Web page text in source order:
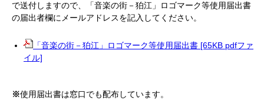
で送付しますので、「音楽の街－狛江」ロゴマーク等使用届出書
の届出者欄にメールアドレスを記入してください。
「音楽の街－狛江」ロゴマーク等使用届出書 [65KB pdfファ
イル]
※使用届出書は窓口でも配布しています。